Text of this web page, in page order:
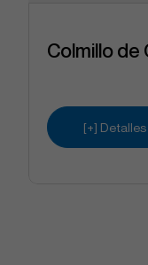
Colmillo de
[+] Detalles